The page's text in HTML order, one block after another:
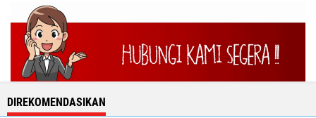
DIREKOMENDASIKAN